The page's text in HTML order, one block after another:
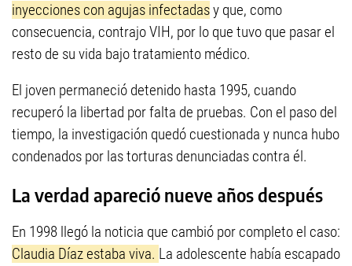
inyecciones con agujas infectadasy que, como
consecuencia, contrajo VIH, por lo que tuvo que pasar el
resto de su vida bajo tratamiento médico.
El joven permaneció detenido hasta 1995, cuando
recuperó la libertad por falta de pruebas. Con el paso del
tiempo, la investigación quedó cuestionada y nunca hubo
condenados por las torturas denunciadas contra él.
La verdad apareció nueve años después
En 1998 llegó la noticia que cambió por completo el caso:
Claudia Díaz estaba viva. La adolescente había escapado